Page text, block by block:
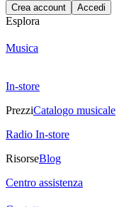
Crea account Accedi
Esplora
Musica
In-store
PrezziCatalogo musicale
Radio In-store
RisorseBlog
Centro assistenza